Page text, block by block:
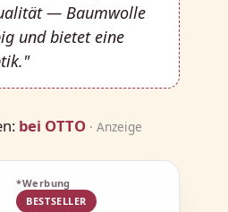
— Baumwolle
und bietet eine
bei OTTO · Anzeige
*Werbung
BESTSELLER